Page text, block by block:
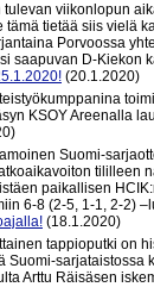
viikonlopun
tietää siis vielä
Porvoossa
saapuvan D-Kiekon
(20.1.2020)
KSOY Areenalla
Suomi-
tililleen
paikallisen
6-8 (2-5, 1-1, 2-2)
(18.1.2020)
tappioputki on
sarjataistossa
Arttu Räisäsen